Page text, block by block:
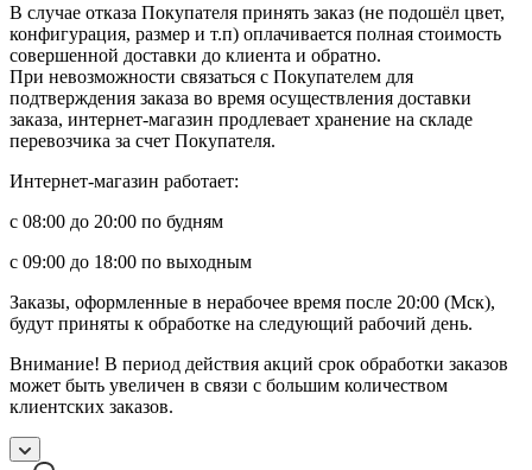
В случае отказа Покупателя принять заказ (не подошёл цвет,
конфигурация, размер и т.п) оплачивается полная стоимость
совершенной доставки до клиента и обратно.
При невозможности связаться с Покупателем для
подтверждения заказа во время осуществления доставки
заказа, интернет-магазин продлевает хранение на складе
перевозчика за счет Покупателя.
Интернет-магазин работает:
с 08:00 до 20:00 по будням
с 09:00 до 18:00 по выходным
Заказы, оформленные в нерабочее время после 20:00 (Мск),
будут приняты к обработке на следующий рабочий день.
Внимание! В период действия акций срок обработки заказов
может быть увеличен в связи с большим количеством
клиентских заказов.